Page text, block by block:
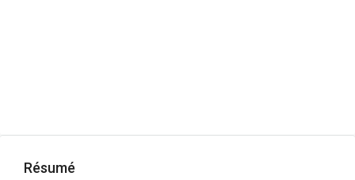
Résumé